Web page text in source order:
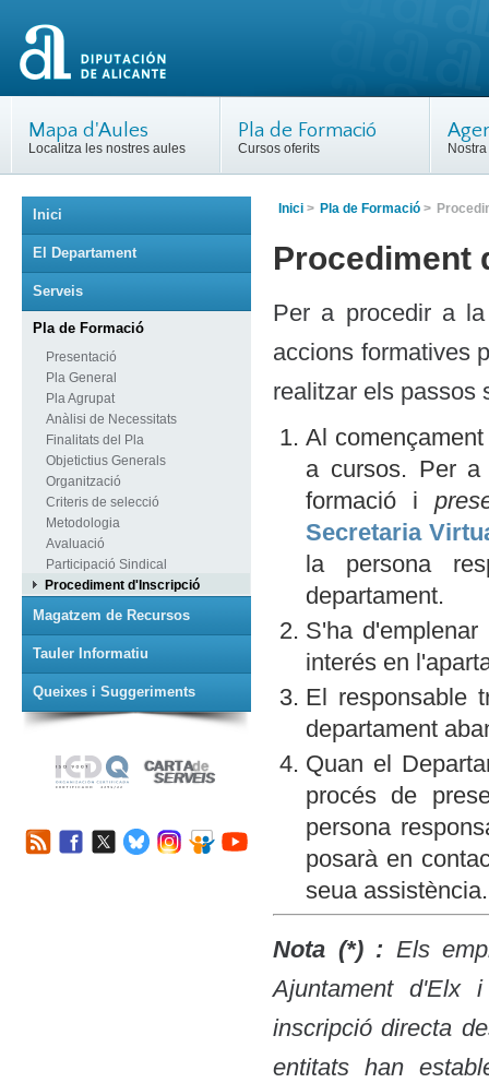
Mapa d'Aules
Localitza les nostres aules
Pla de Formació
Cursos oferits
Inici > Pla de Formació >
Procediment
Per a procedir a
accions formatives
realitzar els passos
Al
a cursos. Per a
formació i
Secretaria
la persona
departament.
S'ha
interés en
El responsable
departament
Quan el
procés de
persona
posarà en
seua assistència.
Nota (*) : Els
Ajuntament d'Elx
inscripció directa
entitats han
Inici
El Departament
Serveis
Pla de Formació
Presentació
Pla General
Pla Agrupat
Anàlisi de Necessitats
Finalitats del Pla
Objetictius Generals
Organització
Criteris de selecció
Metodologia
Avaluació
Participació Sindical
Procediment d'Inscripció
Magatzem de Recursos
Tauler Informatiu
Queixes i Suggeriments